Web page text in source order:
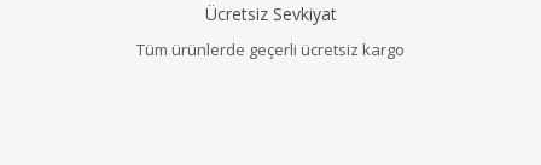
Ücretsiz Sevkiyat
Tüm ürünlerde geçerli ücretsiz kargo